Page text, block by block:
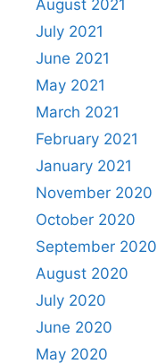
August 2021
July 2021
June 2021
May 2021
March 2021
February 2021
January 2021
November 2020
October 2020
September 2020
August 2020
July 2020
June 2020
May 2020